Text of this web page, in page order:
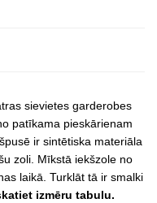
sievietes garderobes
patīkama pieskārienam
ir sintētiska materiāla
zoli. Mīkstā iekšzole no
laikā. Turklāt tā ir smalki
izmēru tabulu.